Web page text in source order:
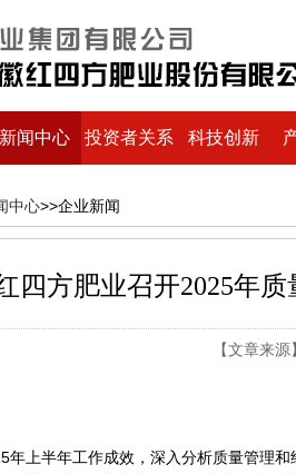
新闻中心 投资者关系 科技创新
中心>>企业新闻
四方肥业召开2025年
【文章来
半年工作成效，深入分析质量管理和